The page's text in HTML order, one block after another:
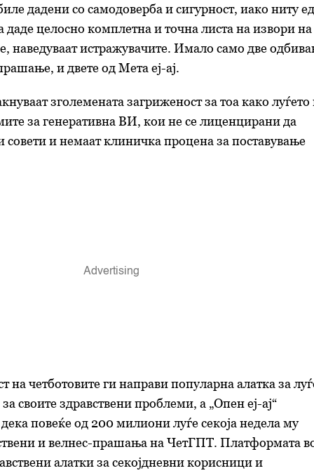
дадени со самодоверба и сигурност, иако ниту
даде целосно комплетна и точна листа на извори на
наведуваат истражувачите. Имало само две
и двете од Мета еј-ај.
зголемената загриженост за тоа како луѓето
за генеративна ВИ, кои не се лиценцирани да
совети и немаат клиничка процена за поставување
на четботовите ги направи популарна алатка за
своите здравствени проблеми, а „Опен еј-ај“
повеќе од 200 милиони луѓе секоја недела му
и велнес-прашања на ЧетГПТ. Платформата
алатки за секојдневни корисници и